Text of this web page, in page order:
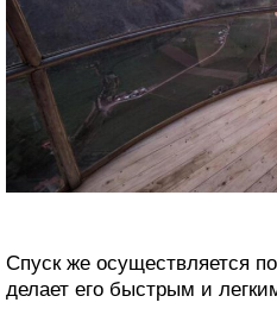
Спуск же осуществляется
делает его быстрым и